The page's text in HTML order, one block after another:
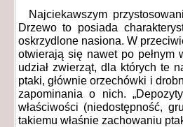
Najciekawszym
Drzewo to posiada
oskrzydlone nasiona. W
otwierają się nawet po pełnym
udział zwierząt, dla których te
ptaki, głównie orzechówki i
zapominania o nich.
właściwości (niedostępność,
takiemu właśnie zachowaniu